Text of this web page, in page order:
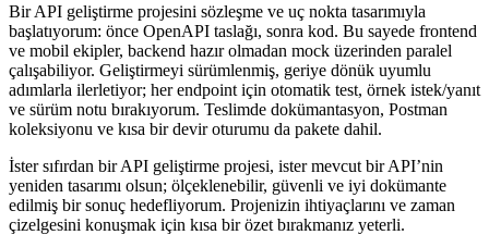
Bir API geliştirme projesini sözleşme ve uç nokta tasarımıyla
başlatıyorum: önce OpenAPI taslağı, sonra kod. Bu sayede frontend
ve mobil ekipler, backend hazır olmadan mock üzerinden paralel
çalışabiliyor. Geliştirmeyi sürümlenmiş, geriye dönük uyumlu
adımlarla ilerletiyor; her endpoint için otomatik test, örnek istek/yanıt
ve sürüm notu bırakıyorum. Teslimde dokümantasyon, Postman
koleksiyonu ve kısa bir devir oturumu da pakete dahil.
İster sıfırdan bir API geliştirme projesi, ister mevcut bir API’nin
yeniden tasarımı olsun; ölçeklenebilir, güvenli ve iyi dokümante
edilmiş bir sonuç hedefliyorum. Projenizin ihtiyaçlarını ve zaman
çizelgesini konuşmak için kısa bir özet bırakmanız yeterli.